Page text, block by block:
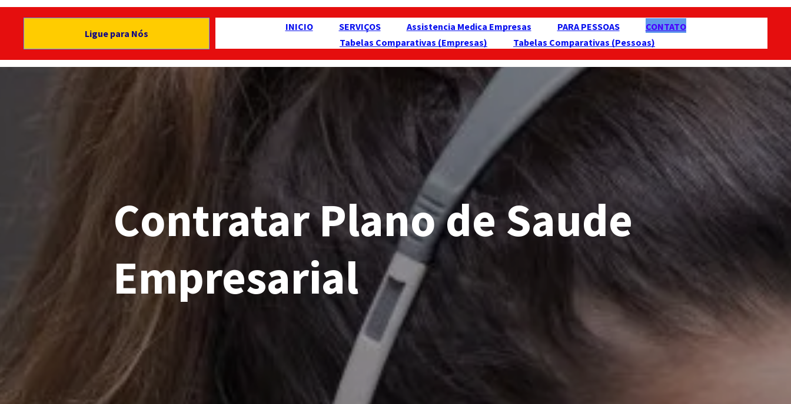
Ligue para Nós
INICIO SERVIÇOS Assistencia Medica Empresas PARA PESSOAS
CONTATO
Tabelas Comparativas (Empresas)
Tabelas Comparativas (Pessoas)
Contratar Plano de Saude
Empresarial